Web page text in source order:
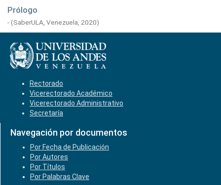
Prólogo
-(SaberULA, Venezuela, 2020)
Rectorado
Vicerectorado Académico
Vicerectorado Administrativo
Secretaría
Navegación por documentos
Por Fecha de Publicación
Por Autores
Por Títulos
Por Palabras Clave